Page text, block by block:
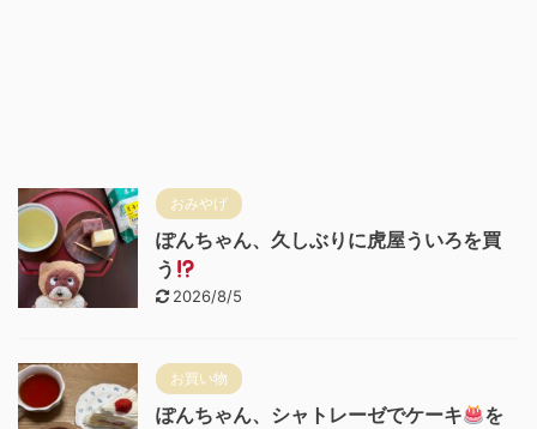
おみやげ
ぽんちゃん、久しぶりに虎屋ういろを買
う
2026/8/5
お買い物
ぽんちゃん、シャトレーゼでケーキ
を